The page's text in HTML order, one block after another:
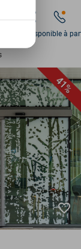
900 avis
Ven disponible à
41%
favorite_border